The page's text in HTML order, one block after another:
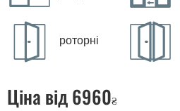
роторні
Ціна від 6960₴